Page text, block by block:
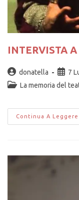
INTERVISTA
donatella
7
La memoria del
Continua A Leggere